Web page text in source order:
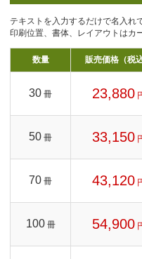
テキストを入力するだけで名入れ
印刷位置、書体、レイアウトはカ
数量 販売価格（税込
30 冊 23,880
50 冊 33,150
70 冊 43,120
100 冊 54,900